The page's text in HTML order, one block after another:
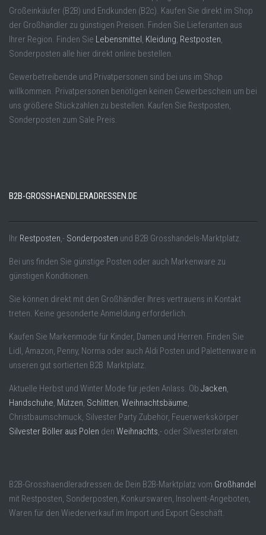
Großeinkäufer (B2B) und Endkunden (B2c). Kaufen Sie direkt im Shop
der Großhändler zu günstigen Preisen. Finden Sie Lieferanten aus
Ihrer Region. Finden Sie Lebensmittel , Kleidung, Restposten,
Sonderposten alle hier direkt online bestellen.
Gewerbetreibende und Privatpersonen sind bei uns im Shop
willkommen. Privatpersonen benötigen keinen Gewerbeschein um bei
uns größere Stückzahlen zu bestellen. Kaufen Sie Restposten,
Sonderposten zum Sale Preis.
B2B-GROSSHAENDLERADRESSEN.DE
Ihr Restposten,- Sonderposten und B2B Grosshandels-Marktplatz.
Bei uns finden Sie günstige Posten oder auch Markenware zu
günstigen Konditionen.
Sie können direkt mit den Großhändler Ihres vertrauens in Kontakt
treten. Keine gesonderte Anmeldung erforderlich.
Kaufen Sie Markenmode für Kinder, Damen und Herren. Finden Sie
Lidl, Amazon, Penny, Norma oder auch Aldi Posten und Palettenware in
unseren gut sortierten B2B Marktplatz.
Aktuelle Herbst und Winter Mode für jeden Anlass. Ob Jacken,
Handschuhe, Mützen, Schlitten, Weihnachtsbäume,
Christbaumschmuck, Silvester Party Zubehör, Feuerwerkskörper
Silvester Böller aus Polen den Weihnachts,- oder Silvesterbraten.
B2B-Grosshaendleradressen.de Dein B2B-Marktplatz vom Großhandel
mit Restposten, Sonderposten, Konkurswaren, Insolvent-Angeboten,
Waren für den Wiederverkauf im Import und Export Geschäft.